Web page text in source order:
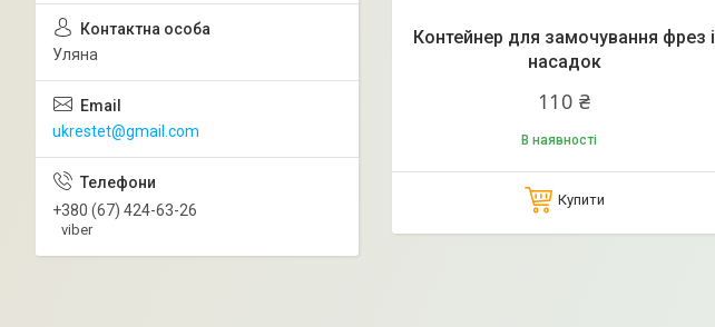
Контейнер для замочування фрез і
насадок
110 ₴
В наявності
Купити
Уляна
ukrestet@gmail.com
+380 (67) 424-63-26
viber